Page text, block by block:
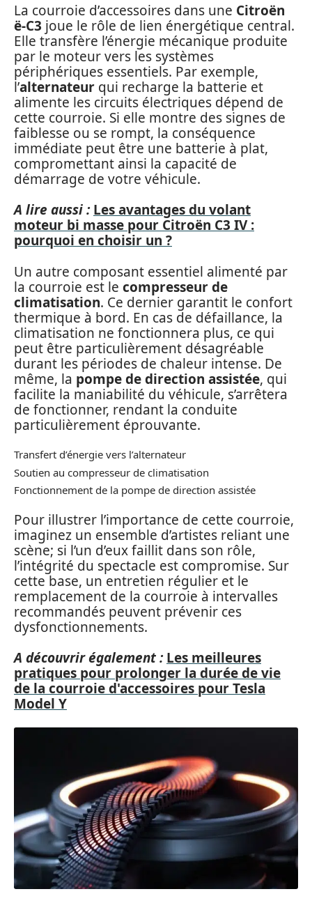
La courroie d’accessoires dans une Citroën
ë-C3 joue le rôle de lien énergétique central.
Elle transfère l’énergie mécanique produite
par le moteur vers les systèmes
périphériques essentiels. Par exemple,
l’alternateur qui recharge la batterie et
alimente les circuits électriques dépend de
cette courroie. Si elle montre des signes de
faiblesse ou se rompt, la conséquence
immédiate peut être une batterie à plat,
compromettant ainsi la capacité de
démarrage de votre véhicule.
A lire aussi : Les avantages du volant
moteur bi masse pour Citroën C3 IV :
pourquoi en choisir un ?
Un autre composant essentiel alimenté par
la courroie est le compresseur de
climatisation. Ce dernier garantit le confort
thermique à bord. En cas de défaillance, la
climatisation ne fonctionnera plus, ce qui
peut être particulièrement désagréable
durant les périodes de chaleur intense. De
même, la pompe de direction assistée, qui
facilite la maniabilité du véhicule, s’arrêtera
de fonctionner, rendant la conduite
particulièrement éprouvante.
Transfert d’énergie vers l’alternateur
Soutien au compresseur de climatisation
Fonctionnement de la pompe de direction assistée
Pour illustrer l’importance de cette courroie,
imaginez un ensemble d’artistes reliant une
scène; si l’un d’eux faillit dans son rôle,
l’intégrité du spectacle est compromise. Sur
cette base, un entretien régulier et le
remplacement de la courroie à intervalles
recommandés peuvent prévenir ces
dysfonctionnements.
A découvrir également : Les meilleures
pratiques pour prolonger la durée de vie
de la courroie d'accessoires pour Tesla
Model Y